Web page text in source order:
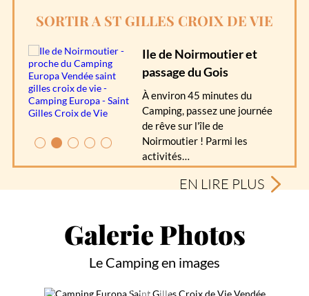
SORTIR A ST GILLES CROIX DE VIE
Ile de Noirmoutier et
passage du Gois
À environ 45 minutes du
Camping, passez une journée
de rêve sur l'île de
Noirmoutier ! Parmi les
activités…
EN LIRE PLUS
Galerie Photos
Le Camping en images